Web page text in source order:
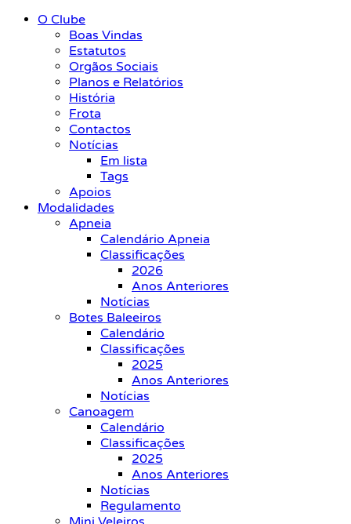
O Clube
Boas Vindas
Estatutos
Orgãos Sociais
Planos e Relatórios
História
Frota
Contactos
Notícias
Em lista
Tags
Apoios
Modalidades
Apneia
Calendário Apneia
Classificações
2026
Anos Anteriores
Notícias
Botes Baleeiros
Calendário
Classificações
2025
Anos Anteriores
Notícias
Canoagem
Calendário
Classificações
2025
Anos Anteriores
Notícias
Regulamento